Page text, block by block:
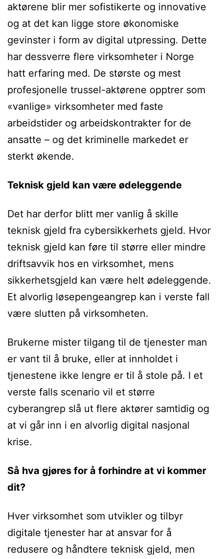
aktørene blir mer sofistikerte og innovative
og at det kan ligge store økonomiske
gevinster i form av digital utpressing. Dette
har dessverre flere virksomheter i Norge
hatt erfaring med. De største og mest
profesjonelle trussel-aktørene opptrer som
«vanlige» virksomheter med faste
arbeidstider og arbeidskontrakter for de
ansatte – og det kriminelle markedet er
sterkt økende.
Teknisk gjeld kan være ødeleggende
Det har derfor blitt mer vanlig å skille
teknisk gjeld fra cybersikkerhets gjeld. Hvor
teknisk gjeld kan føre til større eller mindre
driftsavvik hos en virksomhet, mens
sikkerhetsgjeld kan være helt ødeleggende.
Et alvorlig løsepengeangrep kan i verste fall
være slutten på virksomheten.
Brukerne mister tilgang til de tjenester man
er vant til å bruke, eller at innholdet i
tjenestene ikke lengre er til å stole på. I et
verste falls scenario vil et større
cyberangrep slå ut flere aktører samtidig og
at vi går inn i en alvorlig digital nasjonal
krise.
Så hva gjøres for å forhindre at vi kommer
dit?
Hver virksomhet som utvikler og tilbyr
digitale tjenester har at ansvar for å
redusere og håndtere teknisk gjeld, men